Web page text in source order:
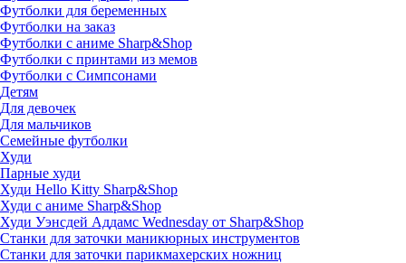
Футболки для беременных
Футболки на заказ
Футболки с аниме Sharp&Shop
Футболки с принтами из мемов
Футболки с Симпсонами
Детям
Для девочек
Для мальчиков
Семейные футболки
Худи
Парные худи
Худи Hello Kitty Sharp&Shop
Худи с аниме Sharp&Shop
Худи Уэнсдей Аддамс Wednesday от Sharp&Shop
Станки для заточки маникюрных инструментов
Станки для заточки парикмахерских ножниц